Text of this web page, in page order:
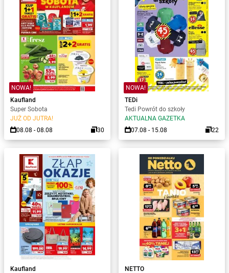
NOWA!
Kaufland
Super Sobota
JUŻ OD JUTRA!
08.08 - 08.08
30
NOWA!
TEDi
Tedi Powrót do szkoły
AKTUALNA GAZETKA
07.08 - 15.08
22
Kaufland
NETTO